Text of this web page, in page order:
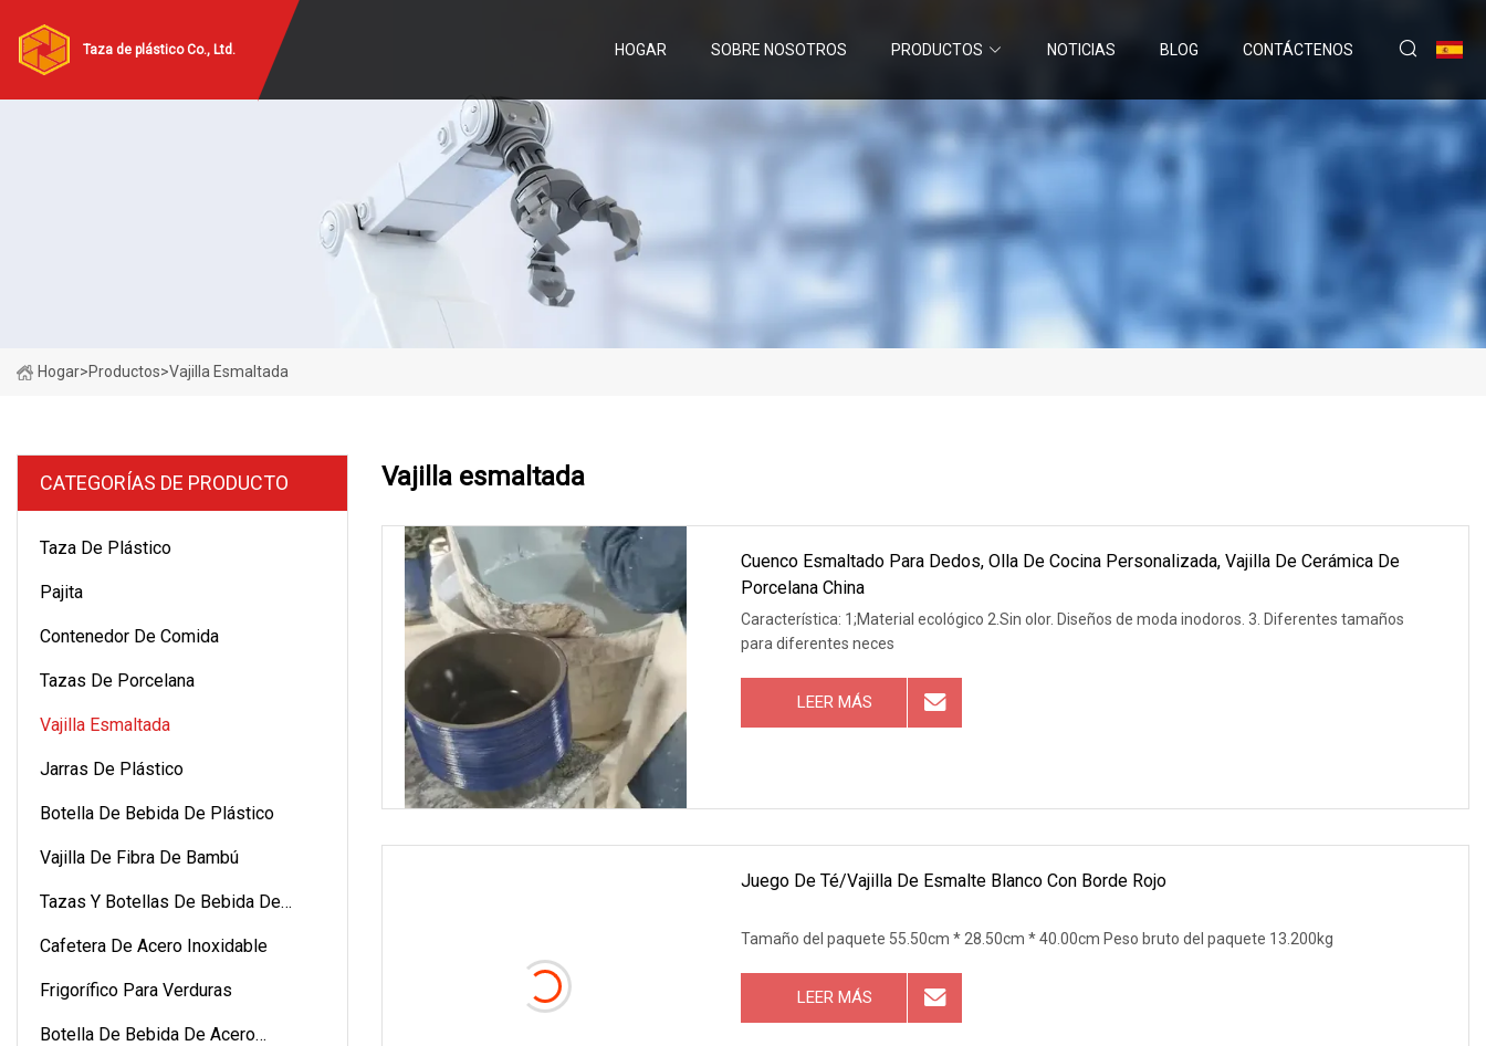
Taza de plástico Co., Ltd. HOGAR SOBRE NOSOTROS PRODUCTOS NOTICIAS BLOG CONTÁCTENOS
Hogar>Productos>Vajilla Esmaltada
CATEGORÍAS DE PRODUCTO
Taza De Plástico
Pajita
Contenedor De Comida
Tazas De Porcelana
Vajilla Esmaltada
Jarras De Plástico
Botella De Bebida De Plástico
Vajilla De Fibra De Bambú
Tazas Y Botellas De Bebida De
Cafetera De Acero Inoxidable
Frigorífico Para Verduras
Botella De Bebida De Acero
Vajilla esmaltada
Cuenco Esmaltado Para Dedos, Olla De Cocina Personalizada, Vajilla De Cerámica De
Porcelana China
Característica: 1;Material ecológico 2.Sin olor. Diseños de moda inodoros. 3. Diferentes tamaños
para diferentes neces
LEER MÁS
Juego De Té/vajilla De Esmalte Blanco Con Borde Rojo
Tamaño del paquete 55.50cm * 28.50cm * 40.00cm Peso bruto del paquete 13.200kg
LEER MÁS